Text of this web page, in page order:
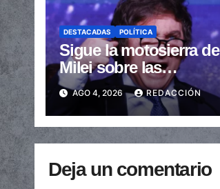
DESTACADAS POLÍTICA
Sigue la motosierra de
Milei sobre las
provincias: nueva
caída de las
transferencias no
automáticas
AGO 4, 2026 REDACCIÓN
Deja un comentario